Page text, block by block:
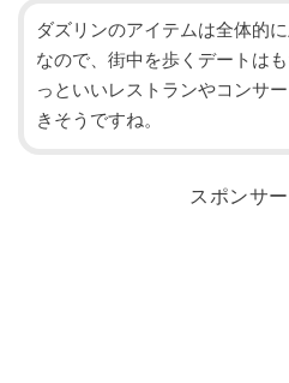
ダズリンのアイテムは全体的
なので、街中を歩くデートはも
っといいレストランやコンサ
きそうですね。
スポンサ